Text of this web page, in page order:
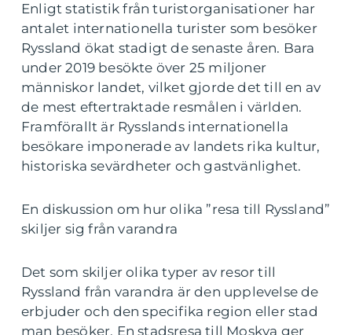
Enligt statistik från turistorganisationer har
antalet internationella turister som besöker
Ryssland ökat stadigt de senaste åren. Bara
under 2019 besökte över 25 miljoner
människor landet, vilket gjorde det till en av
de mest eftertraktade resmålen i världen.
Framförallt är Rysslands internationella
besökare imponerade av landets rika kultur,
historiska sevärdheter och gastvänlighet.
En diskussion om hur olika ”resa till Ryssland”
skiljer sig från varandra
Det som skiljer olika typer av resor till
Ryssland från varandra är den upplevelse de
erbjuder och den specifika region eller stad
man besöker. En stadsresa till Moskva ger